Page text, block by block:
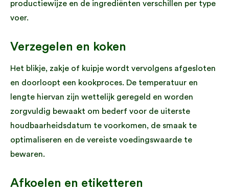
productiewijze en de ingrediënten verschillen per type
voer.
Verzegelen en koken
Het blikje, zakje of kuipje wordt vervolgens afgesloten
en doorloopt een kookproces. De temperatuur en
lengte hiervan zijn wettelijk geregeld en worden
zorgvuldig bewaakt om bederf voor de uiterste
houdbaarheidsdatum te voorkomen, de smaak te
optimaliseren en de vereiste voedingswaarde te
bewaren.
Afkoelen en etiketteren